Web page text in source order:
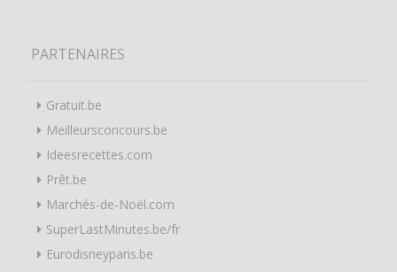
PARTENAIRES
Gratuit.be
Meilleursconcours.be
Ideesrecettes.com
Prêt.be
Marchés-de-Noël.com
SuperLastMinutes.be/fr
Eurodisneyparis.be